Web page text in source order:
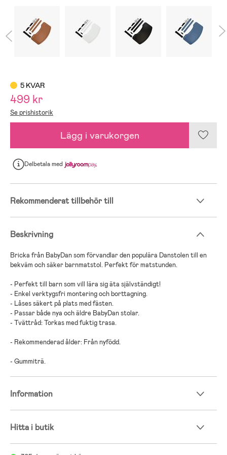
5 KVAR
499 kr
Se prishistorik
Lägg i varukorgen
Delbetalamed
Rekommenderat tillbehör till
Beskrivning
Bricka från BabyDan som förvandlar den populära Danstolen till en
bekväm och säker barnmatstol. Perfekt för matstunden.
- Perfekt till barn som vill lära sig äta självständigt!
- Enkel verktygsfri montering och borttagning.
- Låses säkert på plats med fästen.
- Passar både nya och äldre BabyDan stolar.
- Tvättråd: Torkas med fuktig trasa.
- Rekommenderad ålder: Från nyfödd.
- Gummiträ.
Information
Hitta i butik